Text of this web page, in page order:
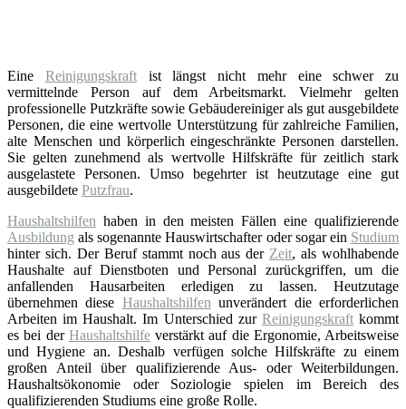
Eine Reinigungskraftist längst nicht mehr eine schwer zu
vermittelnde Person auf dem Arbeitsmarkt. Vielmehr gelten
professionelle Putzkräfte sowie Gebäudereiniger als gut ausgebildete
Personen, die eine wertvolle Unterstützung für zahlreiche Familien,
alte Menschen und körperlich eingeschränkte Personen darstellen.
Sie gelten zunehmend als wertvolle Hilfskräfte für zeitlich stark
ausgelastete Personen. Umso begehrter ist heutzutage eine gut
ausgebildete Putzfrau.
Haushaltshilfen haben in den meisten Fällen eine qualifizierende
Ausbildung als sogenannte Hauswirtschafter oder sogar ein Studium
hinter sich. Der Beruf stammt noch aus der Zeit, als wohlhabende
Haushalte auf Dienstboten und Personal zurückgriffen, um die
anfallenden Hausarbeiten erledigen zu lassen. Heutzutage
übernehmen diese Haushaltshilfen unverändert die erforderlichen
Arbeiten im Haushalt. Im Unterschied zur Reinigungskraftkommt
es bei der Haushaltshilfeverstärkt auf die Ergonomie, Arbeitsweise
und Hygiene an. Deshalb verfügen solche Hilfskräfte zu einem
großen Anteil über qualifizierende Aus- oder Weiterbildungen.
Haushaltsökonomie oder Soziologie spielen im Bereich des
qualifizierenden Studiums eine große Rolle.